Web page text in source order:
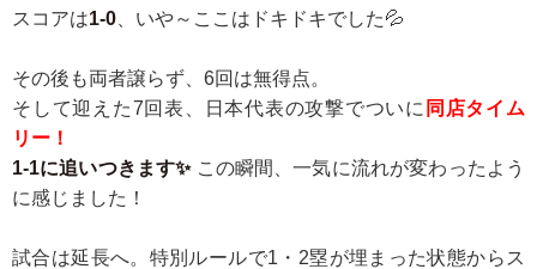
スコアは1-0 、いや～ここはドキドキでした💦
その後も両者譲らず、6回は無得点。
そして迎えた7回表、日本代表の攻撃でついに 同店タイム
リー！
1-1に追いつきます✨この瞬間、一気に流れが変わったよう
に感じました！
試合は延長へ。特別ルールで1・2塁が埋まった状態からス